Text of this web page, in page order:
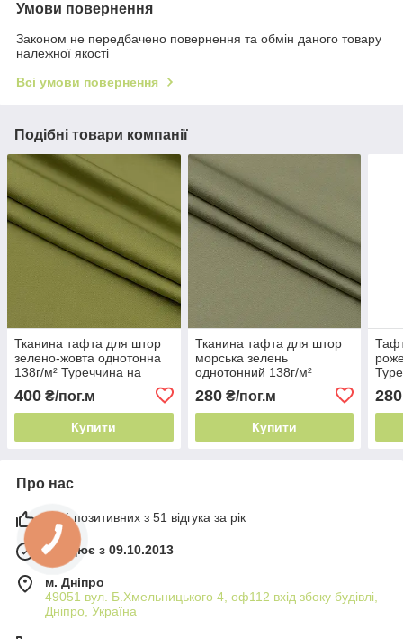
Умови повернення
Законом не передбачено повернення та обмін даного товару
належної якості
Всі умови повернення
Подібні товари компанії
Тканина тафта для штор
зелено-жовта однотонна
138г/м² Туреччина на
400 ₴/пог.м
Купити
Тканина тафта для штор
морська зелень
однотонний 138г/м²
хамелеон
280₴/пог.м
Купити
280
Про нас
98% позитивних з 51 відгука за рік
Працює з 09.10.2013
м. Дніпро
49051 вул. Б.Хмельницького 4, оф112 вхід збоку будівлі,
Дніпро, Україна